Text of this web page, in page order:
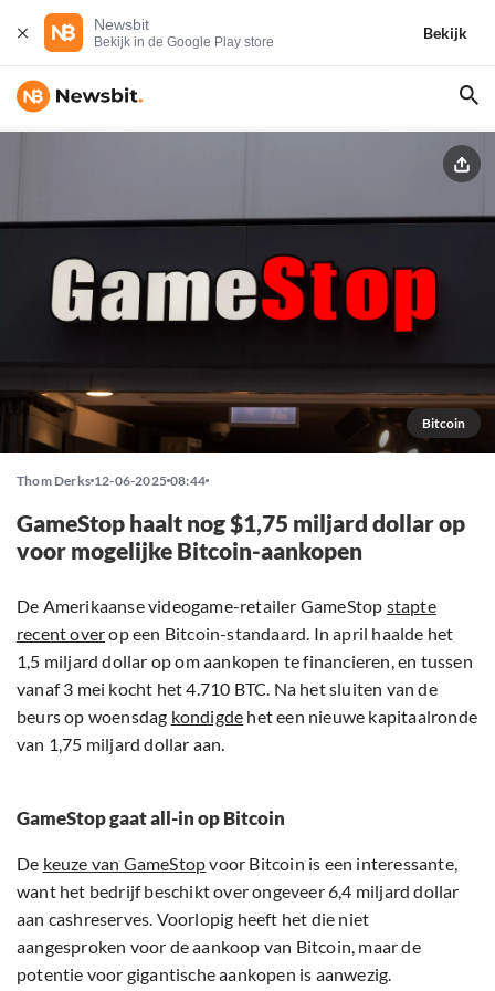
Newsbit
Bekijk in de Google Play store
Bekijk
Bitcoin
Thom Derks 12-06-2025 08:44
GameStop haalt nog $1,75 miljard dollar op
voor mogelijke Bitcoin-aankopen
De Amerikaanse videogame-retailer GameStop stapte
recent overop een Bitcoin-standaard. In april haalde het
1,5 miljard dollar op om aankopen te financieren, en tussen
vanaf 3 mei kocht het 4.710 BTC. Na het sluiten van de
beurs op woensdag kondigde het een nieuwe kapitaalronde
van 1,75 miljard dollar aan.
GameStop gaat all-in op Bitcoin
De keuze van GameStopvoor Bitcoin is een interessante,
want het bedrijf beschikt over ongeveer 6,4 miljard dollar
aan cashreserves. Voorlopig heeft het die niet
aangesproken voor de aankoop van Bitcoin, maar de
potentie voor gigantische aankopen is aanwezig.